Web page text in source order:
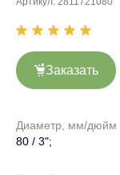
Заказать
Диаметр, мм/дюйм
80 / 3";